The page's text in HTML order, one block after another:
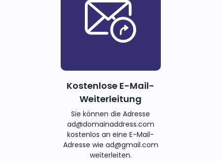
Kostenlose E-Mail-
Weiterleitung
Sie können die Adresse
ad@domainaddress.com
kostenlos an eine E-Mail-
Adresse wie ad@gmail.com
weiterleiten.